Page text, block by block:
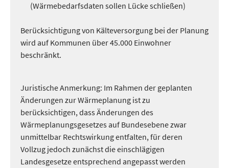
(Wärmebedarfsdaten sollen Lücke schließen)
Berücksichtigung von Kälteversorgung bei der Planung
wird auf Kommunen über 45.000 Einwohner
beschränkt.
Juristische Anmerkung: Im Rahmen der geplanten
Änderungen zur Wärmeplanung ist zu
berücksichtigen, dass Änderungen des
Wärmeplanungsgesetzes auf Bundesebene zwar
unmittelbar Rechtswirkung entfalten, für deren
Vollzug jedoch zunächst die einschlägigen
Landesgesetze entsprechend angepasst werden